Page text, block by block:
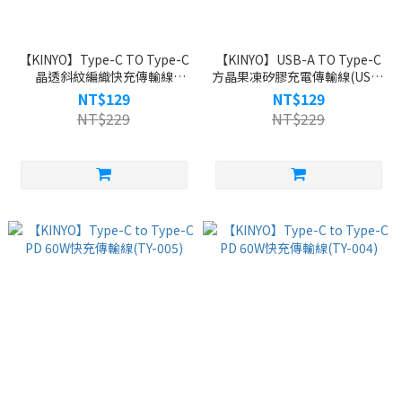
【KINYO】Type-C TO Type-C
晶透斜紋編織快充傳輸線
1M(USBTYC20)
NT$129
NT$229
【KINYO】USB-A TO Type-C
方晶果凍矽膠充電傳輸線(USB-
C920)
NT$129
NT$229